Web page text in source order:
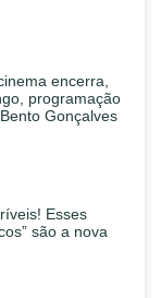
encerra,
programação
Gonçalves
Esses
são a nova